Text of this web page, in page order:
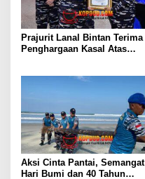
Prajurit Lanal Bintan Terima
Penghargaan Kasal Atas
Aksi Cinta Pantai, Semangat
Hari Bumi dan 40 Tahun